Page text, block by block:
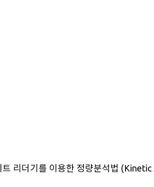
리더기를 이용한 정량분석법 (Kinetic